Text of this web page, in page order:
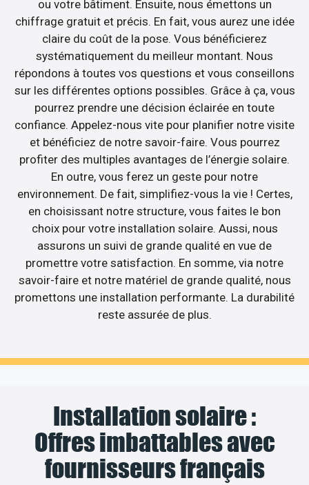
ou votre bâtiment. Ensuite, nous émettons un
chiffrage gratuit et précis. En fait, vous aurez une idée
claire du coût de la pose. Vous bénéficierez
systématiquement du meilleur montant. Nous
répondons à toutes vos questions et vous conseillons
sur les différentes options possibles. Grâce à ça, vous
pourrez prendre une décision éclairée en toute
confiance. Appelez-nous vite pour planifier notre visite
et bénéficiez de notre savoir-faire. Vous pourrez
profiter des multiples avantages de l’énergie solaire.
En outre, vous ferez un geste pour notre
environnement. De fait, simplifiez-vous la vie ! Certes,
en choisissant notre structure, vous faites le bon
choix pour votre installation solaire. Aussi, nous
assurons un suivi de grande qualité en vue de
promettre votre satisfaction. En somme, via notre
savoir-faire et notre matériel de grande qualité, nous
promettons une installation performante. La durabilité
reste assurée de plus.
Installation solaire :
Offres imbattables avec
fournisseurs français